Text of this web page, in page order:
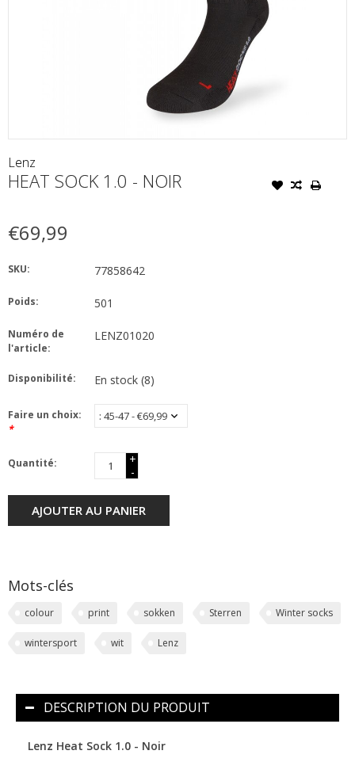
Lenz
HEAT SOCK 1.0 - NOIR
€69,99
SKU: 77858642
Poids: 501
Numéro de
l'article:
LENZ01020
Disponibilité: En stock (8)
Faire un choix:
*
Quantité:
+
-
AJOUTER AU PANIER
Mots-clés
colour print sokken Sterren Winter socks
wintersport wit Lenz
DESCRIPTION DU PRODUIT
Lenz Heat Sock 1.0 - Noir